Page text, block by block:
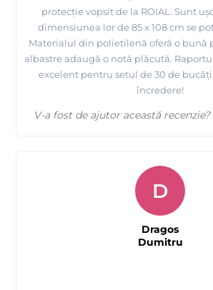
protecție vopsit de la ROIAL. Sunt
dimensiunea lor de 85 x 108 cm se
Materialul din polietilenă oferă o bună
albastre adaugă o notă plăcută.
excelent pentru setul de 30 de
încredere!
V-a fost de ajutor această recenzie?
D
Dragos
Dumitru